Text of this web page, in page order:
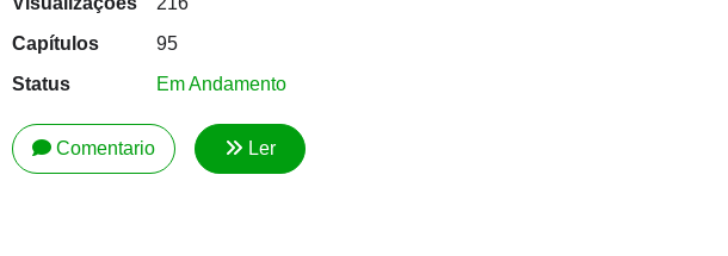
Capítulos
95
Status
Em Andamento
Comentario Ler